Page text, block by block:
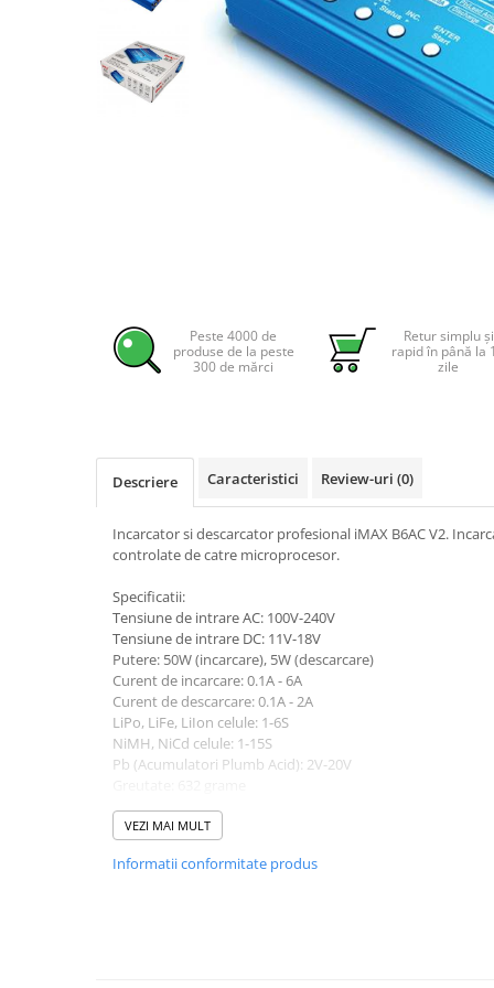
Incarcatoare acumulatori
Panouri fotovoltaice si accesorii
Panouri fotovoltaice
Sisteme prindere panouri
Controlere solare
Pachete complete stocare energie
Sisteme de Stocare Comerciale
Sisteme fotovoltaice de putere
mica (rulota/caravan/case de
Sisteme fotovoltaice profesionale
Pachete sisteme fotovoltaice
Statii de incarcare vehicule
Cabluri de incarcare vehicule
Facebook
Peste 4000 de
produse de la peste
300 de mărci
Retur simplu și
rapid în până la
zile
Descriere Caracteristici Review-uri (0)
Incarcator si descarcator profesional iMAX B6AC V2.
controlate de catre microprocesor.
Specificatii:
Tensiune de intrare AC: 100V-240V
Tensiune de intrare DC: 11V-18V
Putere: 50W (incarcare), 5W (descarcare)
Curent de incarcare: 0.1A - 6A
Curent de descarcare: 0.1A - 2A
LiPo, LiFe, LiIon celule: 1-6S
NiMH, NiCd celule: 1-15S
Pb (Acumulatori Plumb Acid): 2V-20V
Dimensiuni: Lungime 135 x latime 144 x Inaltime 36 mm.
Produs original.
VEZI MAI MULT
Informatii conformitate produs